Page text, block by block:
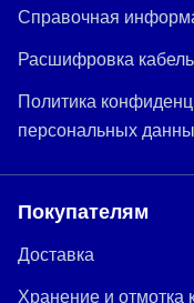
Справочная
Расшифровка
Политика
персональных
Покупателям
Доставка
Хранение и отмотка